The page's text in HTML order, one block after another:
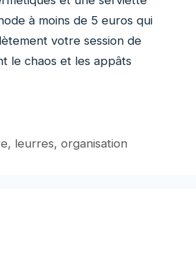
à moins de 5 euros qui
votre session de
le chaos et les appâts
, leurres,organisation